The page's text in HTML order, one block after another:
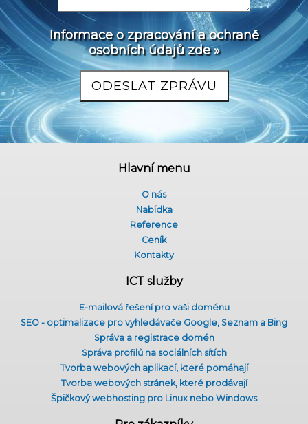
Informace o zpracování a ochraně
osobních údajů zde »
Hlavní menu
O nás
Nabídka
Reference
Ceník
Kontakty
ICT služby
E-mailová řešení pro vaši doménu
SEO - optimalizace pro vyhledávače Google, Seznam a Bing
Správa a registrace domén
Správa profilů na sociálních sítích
Tvorba webových aplikací, které pomáhají
Tvorba webových stránek, které prodávají
Špičkový webhosting pro Linux nebo Windows